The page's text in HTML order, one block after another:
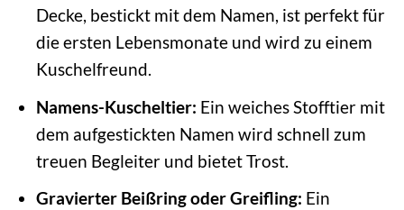
Decke, bestickt mit dem Namen, ist perfekt für
die ersten Lebensmonate und wird zu einem
Kuschelfreund.
Namens-Kuscheltier: Ein weiches Stofftier mit
dem aufgestickten Namen wird schnell zum
treuen Begleiter und bietet Trost.
Gravierter Beißring oder Greifling: Ein